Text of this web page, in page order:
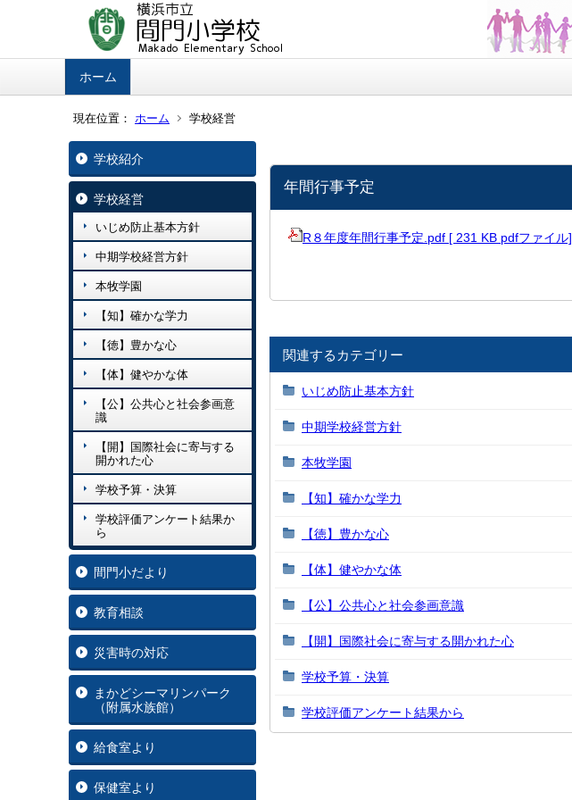
ホーム
現在位置： ホーム 学校経営
学校紹介
学校経営
いじめ防止基本方針
中期学校経営方針
本牧学園
【知】確かな学力
【徳】豊かな心
【体】健やかな体
【公】公共心と社会参画意
識
【開】国際社会に寄与する
開かれた心
学校予算・決算
学校評価アンケート結果か
ら
間門小だより
教育相談
災害時の対応
まかどシーマリンパーク
（附属水族館）
給食室より
保健室より
年間行事予定
R８年度年間行事予定.pdf [ 231 KB pdfファイル]
関連するカテゴリー
いじめ防止基本方針
中期学校経営方針
本牧学園
【知】確かな学力
【徳】豊かな心
【体】健やかな体
【公】公共心と社会参画意識
【開】国際社会に寄与する開かれた心
学校予算・決算
学校評価アンケート結果から